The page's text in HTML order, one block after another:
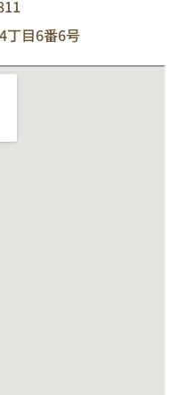
丁目6番6号